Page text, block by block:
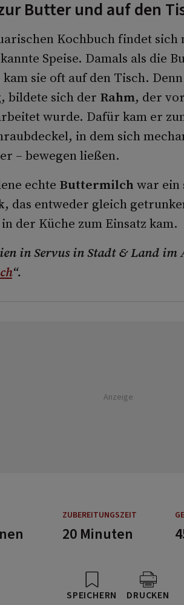
Butter und auf den
Kochbuch findet sich
Speise. Damals als die
sie oft auf den Tisch.
bildete sich der Rahm, der
wurde. Dafür kam er
in dem sich
– bewegen ließen.
echte Buttermilchwar ein
, das entweder gleich
der Küche zum Einsatz kam.
in Servus in Stadt & Land
“.
Anzeige
ZUBEREITUNGSZEIT
20 Minuten
SPEICHERN DRUCKEN